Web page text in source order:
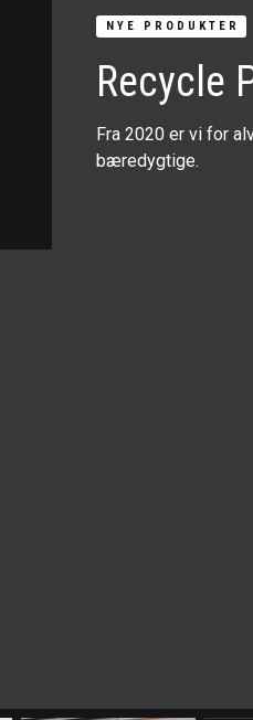
NYE PRODUKTER
Recycle
Fra 2020 er vi for
bæredygtige.